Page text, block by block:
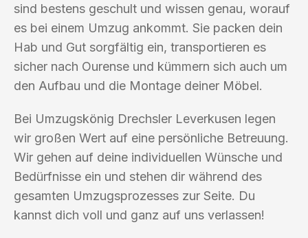
sind bestens geschult und wissen genau, worauf
es bei einem Umzug ankommt. Sie packen dein
Hab und Gut sorgfältig ein, transportieren es
sicher nach Ourense und kümmern sich auch um
den Aufbau und die Montage deiner Möbel.
Bei Umzugskönig Drechsler Leverkusen legen
wir großen Wert auf eine persönliche Betreuung.
Wir gehen auf deine individuellen Wünsche und
Bedürfnisse ein und stehen dir während des
gesamten Umzugsprozesses zur Seite. Du
kannst dich voll und ganz auf uns verlassen!